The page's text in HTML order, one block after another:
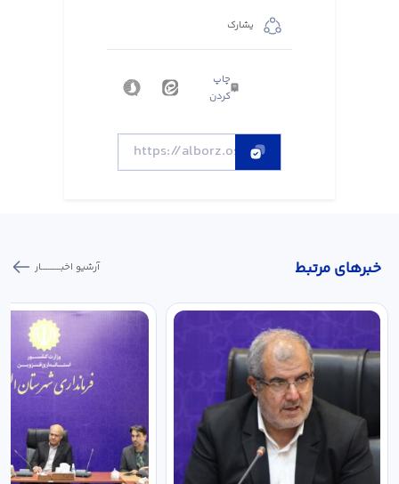
يشارك
چاپ
کردن
خبر‌های مرتبط آرشیو اخبـــــــــــار